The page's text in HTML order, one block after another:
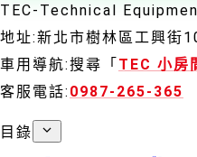
TEC-Technical
地址:新北市樹林區工興街
車用導航:搜尋「 TEC 小房
客服電話: 0987-265-365
目錄